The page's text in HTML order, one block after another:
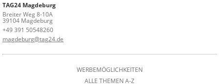
TAG24 Magdeburg
Breiter Weg 8-10A
39104 Magdeburg
+49 391 50548260
magdeburg@tag24.de
WERBEMÖGLICHKEITEN
ALLE THEMEN A-Z